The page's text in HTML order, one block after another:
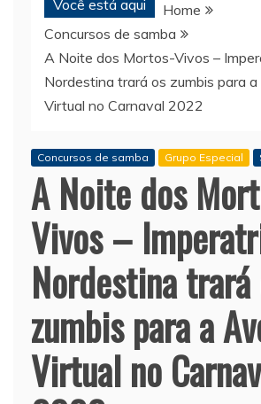
Você está aqui
Home
Concursos de samba
A Noite dos Mortos-Vivos –
Nordestina trará os zumbis para
Virtual no Carnaval 2022
Concursos de samba Grupo Especial
A Noite dos
Vivos –
Nordestina trará
zumbis para a
Virtual no